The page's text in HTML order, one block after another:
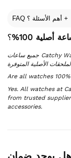
+
أصلية 100% ؟
جميع ساعات Catchy Watches أصلية 100%، ويتم توريدها من مصادر موثوقة مع
Are all watches
Yes. All watches at
from trusted
accessories.